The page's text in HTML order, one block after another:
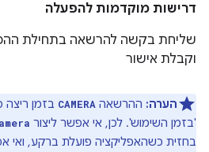
דרישות מוקדמות להפעלה
שליחת בקשה להרשאה בתחילת
וקבלת אישור
הערה: ההרשאה CAMERA בזמן
'בזמן השימוש'. לכן, אי אפשר ליצור
בחזית כשהאפליקציה פועלת ברקע, ואי